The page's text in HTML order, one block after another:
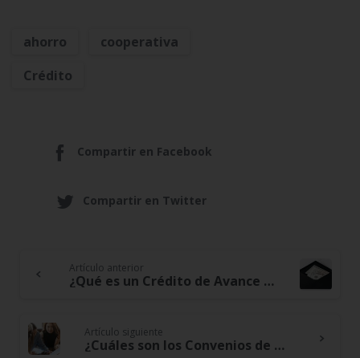
ahorro
cooperativa
Crédito
Compartir en Facebook
Compartir en Twitter
Continue
Reading
Artículo anterior
¿Qué es un Crédito de Avance de Primas Cootracerrejón?
Artículo siguiente
¿Cuáles son los Convenios de Cootracerrejón?